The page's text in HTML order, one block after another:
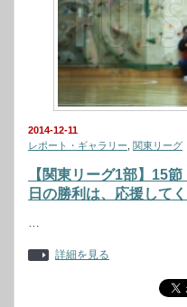
2014-12-11
レポート・ギャラリー 関東リーグ
【関東リーグ1部】15
日の勝利は、応援して
…
詳細を見る